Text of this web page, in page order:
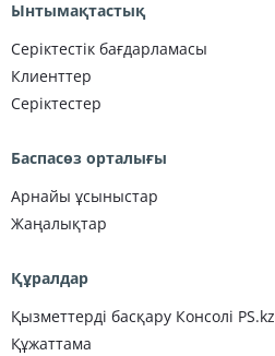
Ынтымақтастық
Серіктестік бағдарламасы
Клиенттер
Серіктестер
Баспасөз орталығы
Арнайы ұсыныстар
Жаңалықтар
Құралдар
Қызметтерді басқару Консолі PS.kz
Құжаттама